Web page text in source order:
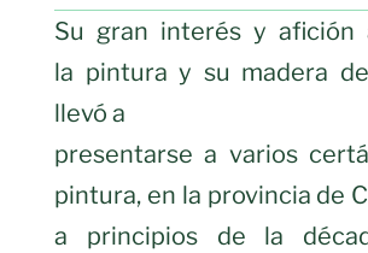
Su gran interés y afición
la pintura y su madera
llevó a
presentarse a varios
pintura, en la provincia de
a principios de la